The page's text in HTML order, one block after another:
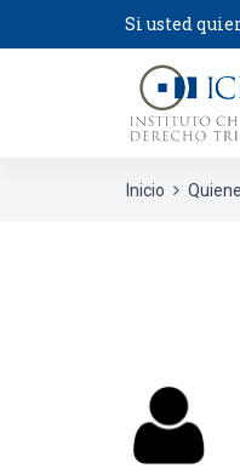
Si usted
Inicio